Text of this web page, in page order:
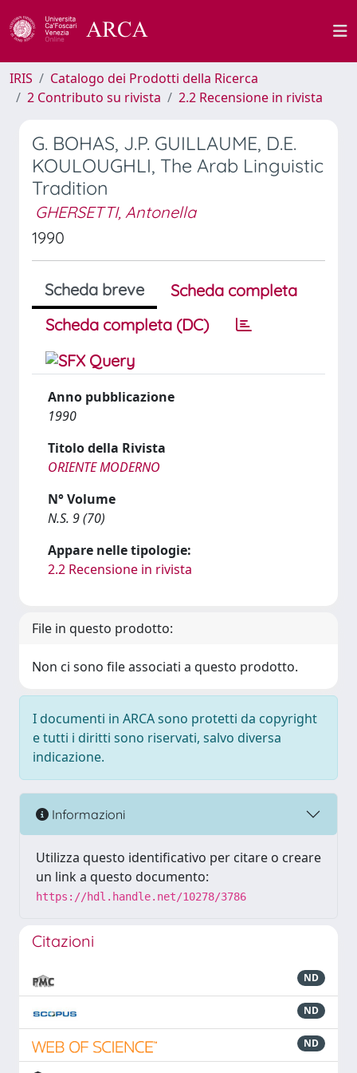
IRIS
Catalogo dei Prodotti della Ricerca
2 Contributo su rivista
2.2 Recensione in rivista
G. BOHAS, J.P. GUILLAUME, D.E.
KOULOUGHLI, The Arab Linguistic
Tradition
GHERSETTI, Antonella
1990
Scheda breve
Scheda completa
Scheda completa (DC)
Anno pubblicazione
1990
Titolo della Rivista
ORIENTE MODERNO
N° Volume
N.S. 9 (70)
Appare nelle tipologie:
2.2 Recensione in rivista
File in questo prodotto:
Non ci sono file associati a questo prodotto.
I documenti in ARCA sono protetti da copyright
e tutti i diritti sono riservati, salvo diversa
indicazione.
Informazioni
Utilizza questo identificativo per citare o creare
un link a questo documento:
https://hdl.handle.net/10278/3786
Citazioni
ND
ND
ND